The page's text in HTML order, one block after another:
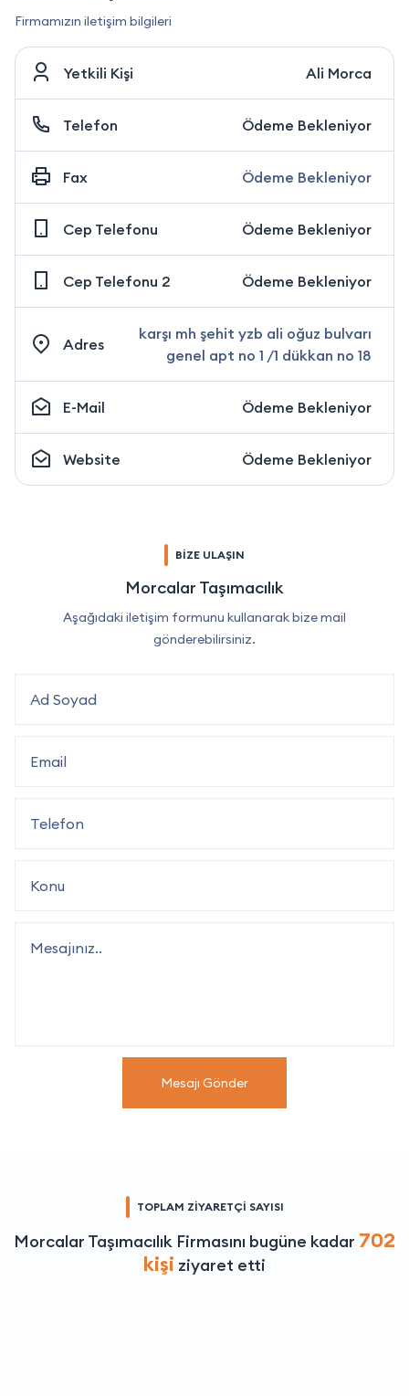
Firmamızın iletişim bilgileri
Yetkili Kişi Ali Morca
Telefon Ödeme Bekleniyor
Fax Ödeme Bekleniyor
Cep Telefonu Ödeme Bekleniyor
Cep Telefonu 2 Ödeme Bekleniyor
Adres
karşı mh şehit yzb ali oğuz bulvarı
genel apt no 1 /1 dükkan no 18
E-Mail Ödeme Bekleniyor
Website Ödeme Bekleniyor
BİZE ULAŞIN
Morcalar Taşımacılık
Aşağıdaki iletişim formunu kullanarak bize mail
gönderebilirsiniz.
Mesajı Gönder
TOPLAM ZİYARETÇİ SAYISI
Morcalar Taşımacılık Firmasını bugüne kadar 702
kişi ziyaret etti